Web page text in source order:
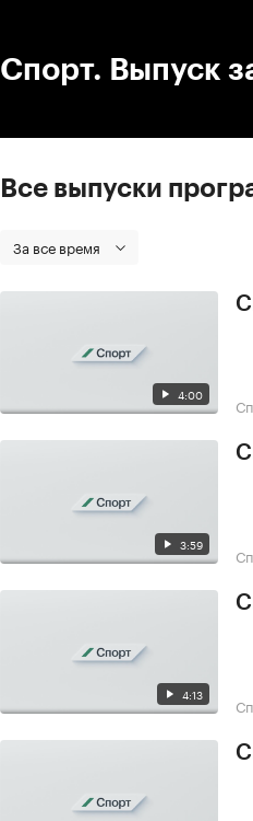
Спорт. Выпуск
Все выпуски
За все время
4:00
3:59
4:13